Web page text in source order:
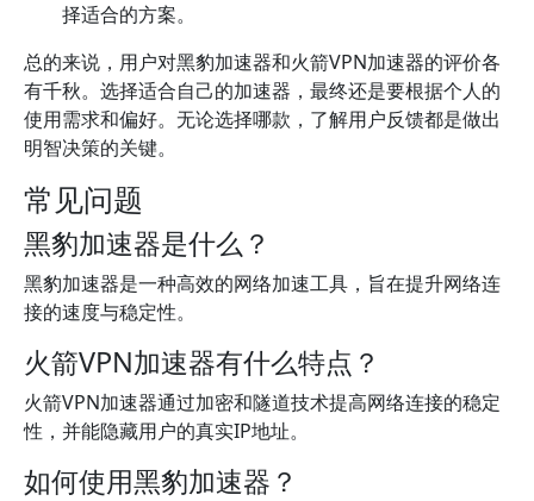
择适合的方案。
总的来说，用户对黑豹加速器和火箭VPN加速器的评价各
有千秋。选择适合自己的加速器，最终还是要根据个人的
使用需求和偏好。无论选择哪款，了解用户反馈都是做出
明智决策的关键。
常见问题
黑豹加速器是什么？
黑豹加速器是一种高效的网络加速工具，旨在提升网络连
接的速度与稳定性。
火箭VPN加速器有什么特点？
火箭VPN加速器通过加密和隧道技术提高网络连接的稳定
性，并能隐藏用户的真实IP地址。
如何使用黑豹加速器？